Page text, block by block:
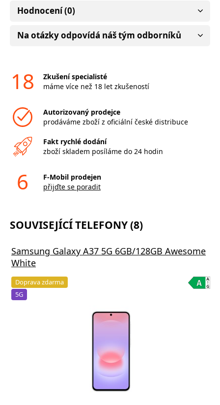
Hodnocení (0)
Na otázky odpovídá náš tým odborníků
18
Zkušení specialisté
máme více než 18 let zkušeností
Autorizovaný prodejce
prodáváme zboží z oficiální české distribuce
Fakt rychlé dodání
zboží skladem posíláme do 24 hodin
6
F-Mobil prodejen
přijďte se poradit
SOUVISEJÍCÍ TELEFONY (8)
Samsung Galaxy A37 5G 6GB/128GB Awesome
White
Doprava zdarma
5G